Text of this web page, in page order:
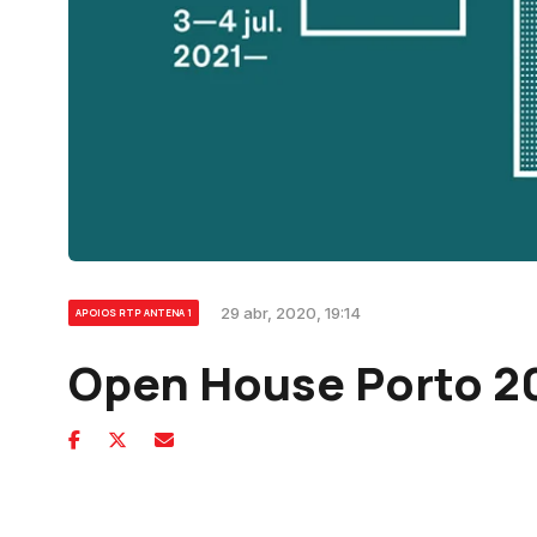
APOIOS RTP ANTENA 1 29 abr, 2020, 19:14
Open House Porto